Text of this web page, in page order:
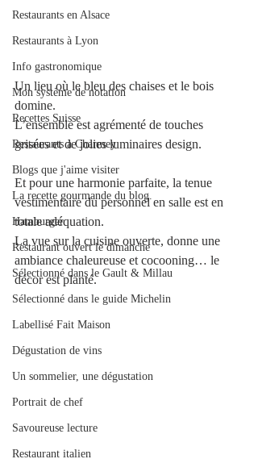
Restaurants en Alsace
Restaurants à Lyon
Info gastronomique
Mon système de notation
Recettes Suisse
Restaurants à Charmey
Blogs que j'aime visiter
La recette gourmande du blog.
Hamburger
Restaurant ouvert le dimanche
Sélectionné dans le Gault & Millau
Sélectionné dans le guide Michelin
Labellisé Fait Maison
Dégustation de vins
Un sommelier, une dégustation
Portrait de chef
Savoureuse lecture
Restaurant italien
Un lieu où le bleu des chaises et le bois
domine.
L’ensemble est agrémenté de touches
grisées et de jolies luminaires design.
Et pour une harmonie parfaite, la tenue
vestimentaire du personnel en salle est en
totale adéquation.
La vue sur la cuisine ouverte, donne une
ambiance chaleureuse et cocooning… le
décor est planté.